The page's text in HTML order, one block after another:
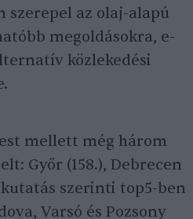
szerepel az olaj-alapú
megoldásokra, e-
közlekedési
mellett még három
Győr (158.), Debrecen
kutatás szerinti top5-ben
Varsó és Pozsony